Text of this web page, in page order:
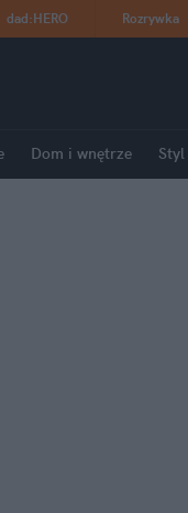
dad:HERO Rozrywka
Dom i wnętrze